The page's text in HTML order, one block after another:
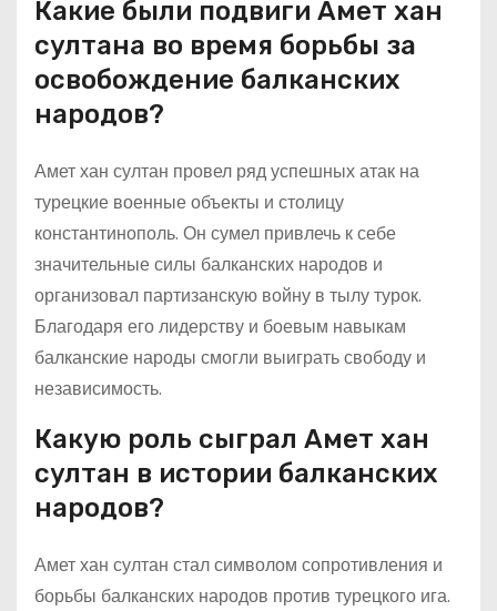
Какие были подвиги Амет хан
султана во время борьбы за
освобождение балканских
народов?
Амет хан султан провел ряд успешных атак на
турецкие военные объекты и столицу
константинополь. Он сумел привлечь к себе
значительные силы балканских народов и
организовал партизанскую войну в тылу турок.
Благодаря его лидерству и боевым навыкам
балканские народы смогли выиграть свободу и
независимость.
Какую роль сыграл Амет хан
султан в истории балканских
народов?
Амет хан султан стал символом сопротивления и
борьбы балканских народов против турецкого ига.